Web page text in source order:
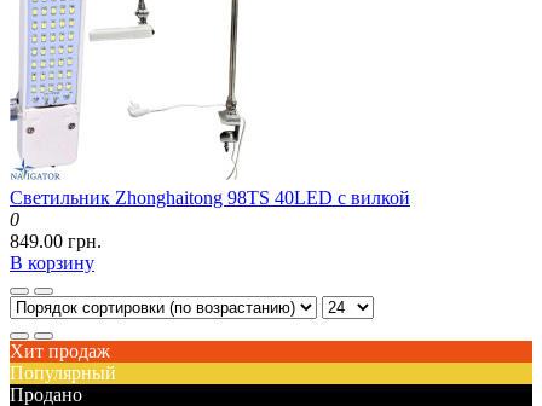
Светильник Zhonghaitong 98TS 40LED с вилкой
0
849.00 грн.
В корзину
Хит продаж
Популярный
Продано